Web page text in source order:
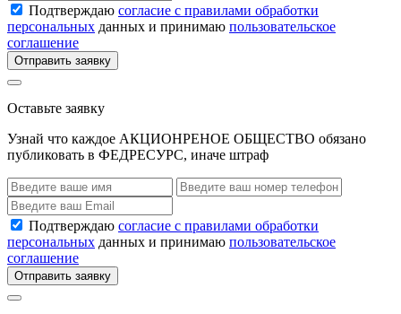
Подтверждаю согласие с правилами обработки
персональных данных и принимаю пользовательское
соглашение
Отправить заявку
Оставьте заявку
Узнай что каждое АКЦИОНРЕНОЕ ОБЩЕСТВО обязано
публиковать в ФЕДРЕСУРС, иначе штраф
Подтверждаю согласие с правилами обработки
персональных данных и принимаю пользовательское
соглашение
Отправить заявку